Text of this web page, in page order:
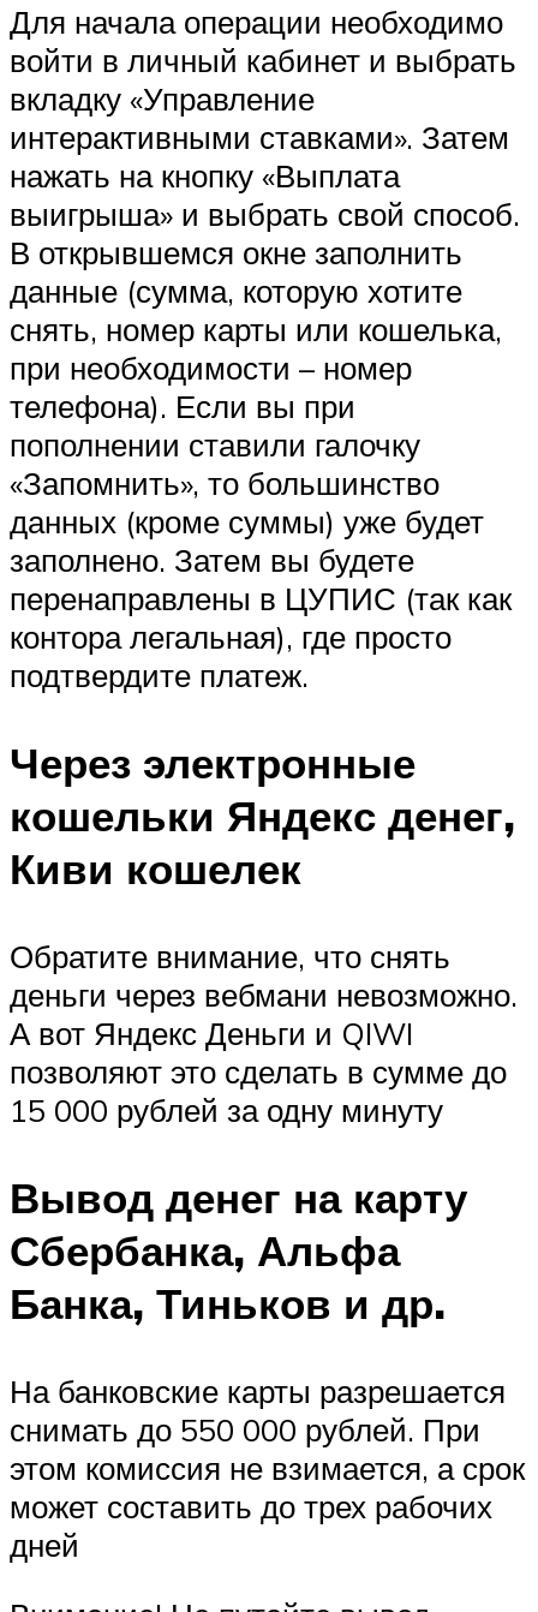
Для начала операции необходимо
войти в личный кабинет и выбрать
вкладку «Управление
интерактивными ставками». Затем
нажать на кнопку «Выплата
выигрыша» и выбрать свой способ.
В открывшемся окне заполнить
данные (сумма, которую хотите
снять, номер карты или кошелька,
при необходимости – номер
телефона). Если вы при
пополнении ставили галочку
«Запомнить», то большинство
данных (кроме суммы) уже будет
заполнено. Затем вы будете
перенаправлены в ЦУПИС (так как
контора легальная), где просто
подтвердите платеж.
Через электронные
кошельки Яндекс денег,
Киви кошелек
Обратите внимание, что снять
деньги через вебмани невозможно.
А вот Яндекс Деньги и QIWI
позволяют это сделать в сумме до
15 000 рублей за одну минуту
Вывод денег на карту
Сбербанка, Альфа
Банка, Тиньков и др.
На банковские карты разрешается
снимать до 550 000 рублей. При
этом комиссия не взимается, а срок
может составить до трех рабочих
дней